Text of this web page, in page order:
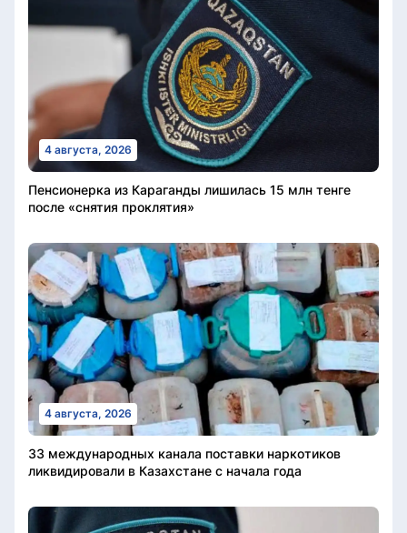
4 августа, 2026
Пенсионерка из Караганды лишилась 15 млн тенге
после «снятия проклятия»
4 августа, 2026
33 международных канала поставки наркотиков
ликвидировали в Казахстане с начала года